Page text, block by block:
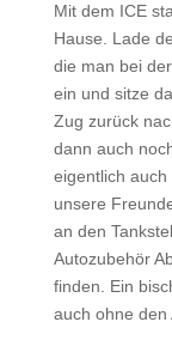
Mit dem ICE
Hause. Lade
die man bei
ein und sitze
Zug zurück
dann auch
eigentlich
unsere
an den
Autozubehör
finden. Ein
auch ohne den